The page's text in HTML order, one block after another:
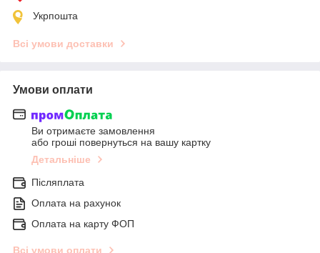
Укрпошта
Всі умови доставки
Умови оплати
Ви отримаєте замовлення
або гроші повернуться на вашу картку
Детальніше
Післяплата
Оплата на рахунок
Оплата на карту ФОП
Всі умови оплати